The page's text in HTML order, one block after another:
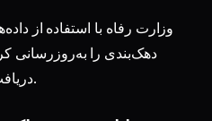
وزارت رفاه با استفاده از
دهک‌بندی را به‌روزرسانی
دریافت کالابرگ را مشخص می‌کند.